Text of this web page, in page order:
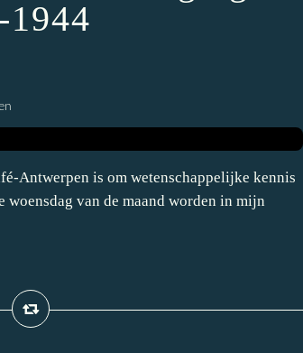
Antwerpen is om wetenschappelijke kennis
van de maand worden in mijn